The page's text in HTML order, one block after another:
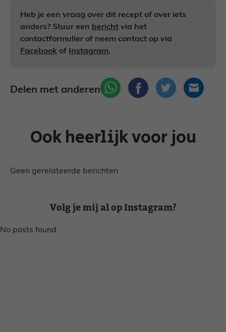
Heb je een vraag over dit recept of over iets
anders? Stuur een bericht via het
contactformulier of neem contact op via
Facebook of Instagram.
Delen met anderen
Ook heerlijk voor jou
Geen gerelateerde berichten
Volg je mij al op Instagram?
No posts found.